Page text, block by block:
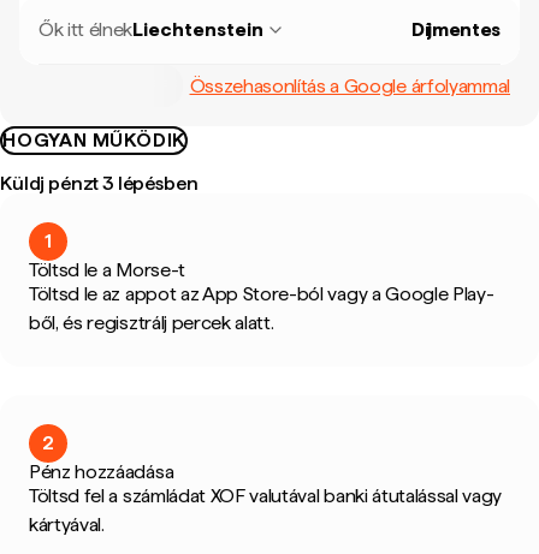
Ők itt élnekLiechtenstein Díjmentes
Összehasonlítás a Google árfolyammal
HOGYAN MŰKÖDIK
Küldj pénzt 3 lépésben
1
Töltsd le a Morse-t
Töltsd le az appot az App Store-ból vagy a Google Play-
ből, és regisztrálj percek alatt.
2
Pénz hozzáadása
Töltsd fel a számládat XOF valutával banki átutalással vagy
kártyával.